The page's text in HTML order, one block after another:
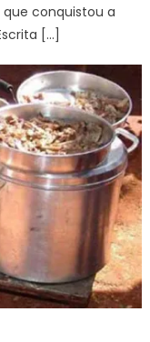
conquistou a
[…]